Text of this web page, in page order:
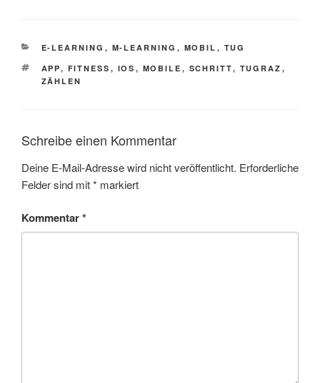
KATEGORIEN
E-LEARNING , M-LEARNING , MOBIL , TUG
SCHLAGWÖRTER
APP, FITNESS , IOS , MOBILE , SCHRITT, TUGRAZ ,
ZÄHLEN
Schreibe einen Kommentar
Deine E-Mail-Adresse wird nicht veröffentlicht. Erforderliche
Felder sind mit* markiert
Kommentar*